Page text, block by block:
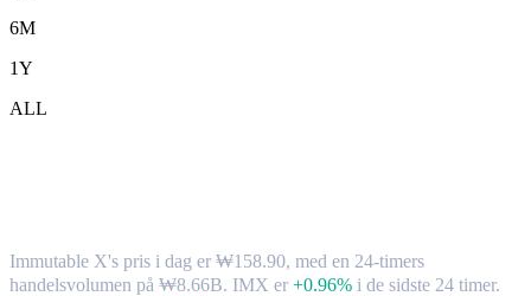
6M
1Y
ALL
Immutable X's pris i dag er ₩158.90, med en 24-timers
handelsvolumen på ₩8.66B. IMX er +0.96% i de sidste 24 timer.